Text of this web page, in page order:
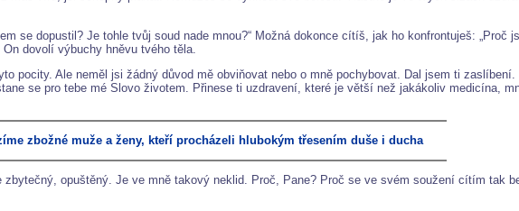
se dopustil? Je tohle tvůj soud nade mnou?“ Možná dokonce cítíš, jak ho konfrontuješ: „Proč
dovolí výbuchy hněvu tvého těla.
pocity. Ale neměl jsi žádný důvod mě obviňovat nebo o mně pochybovat. Dal jsem ti zaslíbení.
se pro tebe mé Slovo životem. Přinese ti uzdravení, které je větší než jakákoliv medicína,
zbožné muže a ženy, kteří procházeli hlubokým třesením duše i ducha
opuštěný. Je ve mně takový neklid. Proč, Pane? Proč se ve svém soužení cítím tak